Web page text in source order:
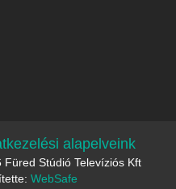
alapelveink
Stúdió Televíziós Kft
WebSafe